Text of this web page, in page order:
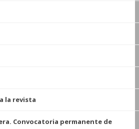
la revista
Convocatoria permanente de